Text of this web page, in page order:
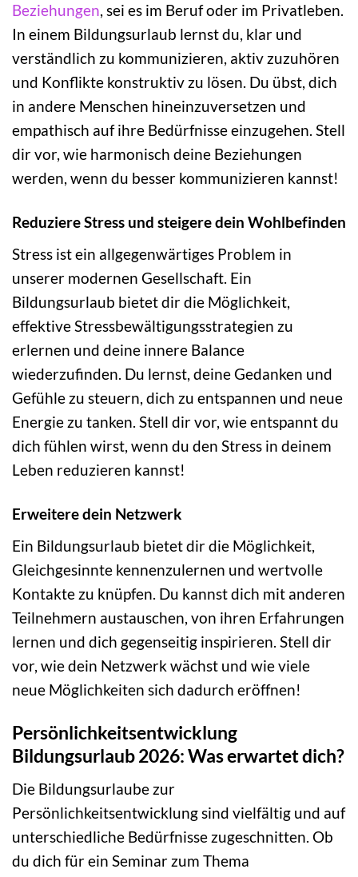
Beziehungen, sei es im Beruf oder im Privatleben.
In einem Bildungsurlaub lernst du, klar und
verständlich zu kommunizieren, aktiv zuzuhören
und Konflikte konstruktiv zu lösen. Du übst, dich
in andere Menschen hineinzuversetzen und
empathisch auf ihre Bedürfnisse einzugehen. Stell
dir vor, wie harmonisch deine Beziehungen
werden, wenn du besser kommunizieren kannst!
Reduziere Stress und steigere dein Wohlbefinden
Stress ist ein allgegenwärtiges Problem in
unserer modernen Gesellschaft. Ein
Bildungsurlaub bietet dir die Möglichkeit,
effektive Stressbewältigungsstrategien zu
erlernen und deine innere Balance
wiederzufinden. Du lernst, deine Gedanken und
Gefühle zu steuern, dich zu entspannen und neue
Energie zu tanken. Stell dir vor, wie entspannt du
dich fühlen wirst, wenn du den Stress in deinem
Leben reduzieren kannst!
Erweitere dein Netzwerk
Ein Bildungsurlaub bietet dir die Möglichkeit,
Gleichgesinnte kennenzulernen und wertvolle
Kontakte zu knüpfen. Du kannst dich mit anderen
Teilnehmern austauschen, von ihren Erfahrungen
lernen und dich gegenseitig inspirieren. Stell dir
vor, wie dein Netzwerk wächst und wie viele
neue Möglichkeiten sich dadurch eröffnen!
Persönlichkeitsentwicklung
Bildungsurlaub 2026: Was erwartet dich?
Die Bildungsurlaube zur
Persönlichkeitsentwicklung sind vielfältig und auf
unterschiedliche Bedürfnisse zugeschnitten. Ob
du dich für ein Seminar zum Thema